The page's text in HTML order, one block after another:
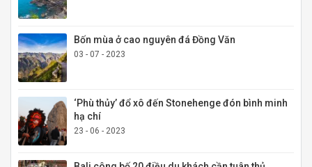
Bốn mùa ở cao nguyên đá Đồng Văn
03 - 07 - 2023
‘Phù thủy’ đổ xô đến Stonehenge đón bình minh
hạ chí
23 - 06 - 2023